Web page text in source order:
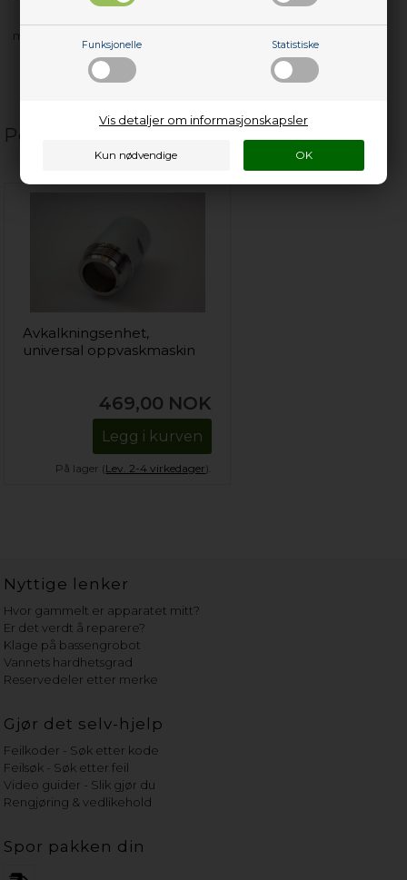
Funksjonelle Statistiske
Vis detaljer om informasjonskapsler
med flere…
Populære relaterte produkter
Avkalkningsenhet,
universal oppvaskmaskin
469,00 NOK
Legg i kurven
På lager (Lev. 2-4 virkedager).
Nyttige lenker
Hvor gammelt er apparatet mitt?
Er det verdt å reparere?
Klage på bassengrobot
Vannets hardhetsgrad
Reservedeler etter merke
Gjør det selv-hjelp
Feilkoder - Søk etter kode
Feilsøk - Søk etter feil
Video guider - Slik gjør du
Rengjøring & vedlikehold
Spor pakken din